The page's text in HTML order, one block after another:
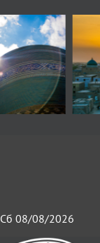
Сб 08/08/2026